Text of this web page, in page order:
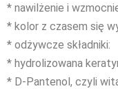
* nawilżenie i
* kolor z czasem się
* odżywcze składniki:
* hydrolizowana
* D-Pantenol, czyli